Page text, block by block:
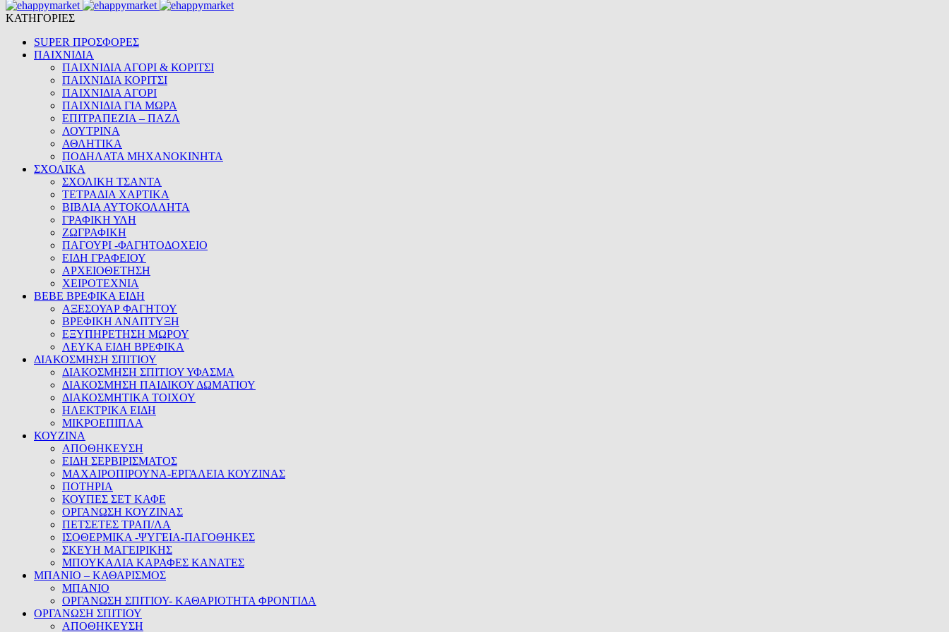
ΚΑΤΗΓΟΡΙΕΣ
SUPER ΠΡΟΣΦΟΡΕΣ
ΠΑΙΧΝΙΔΙΑ
ΠΑΙΧΝΙΔΙΑ ΑΓΟΡΙ & ΚΟΡΙΤΣΙ
ΠΑΙΧΝΙΔΙΑ ΚΟΡΙΤΣΙ
ΠΑΙΧΝΙΔΙΑ ΑΓΟΡΙ
ΠΑΙΧΝΙΔΙΑ ΓΙΑ ΜΩΡΑ
ΕΠΙΤΡΑΠΕΖΙΑ – ΠΑΖΛ
ΛΟΥΤΡΙΝΑ
ΑΘΛΗΤΙΚΑ
ΠΟΔΗΛΑΤΑ ΜΗΧΑΝΟΚΙΝΗΤΑ
ΣΧΟΛΙΚΑ
ΣΧΟΛΙΚΗ ΤΣΑΝΤΑ
ΤΕΤΡΑΔΙΑ ΧΑΡΤΙΚΑ
ΒΙΒΛΙΑ ΑΥΤΟΚΟΛΛΗΤΑ
ΓΡΑΦΙΚΗ ΥΛΗ
ΖΩΓΡΑΦΙΚΗ
ΠΑΓΟΥΡΙ -ΦΑΓΗΤΟΔΟΧΕΙΟ
ΕΙΔΗ ΓΡΑΦΕΙΟΥ
ΑΡΧΕΙΟΘΕΤΗΣΗ
ΧΕΙΡΟΤΕΧΝΙΑ
BEBE ΒΡΕΦΙΚΑ ΕΙΔΗ
ΑΞΕΣΟΥΑΡ ΦΑΓΗΤΟΥ
ΒΡΕΦΙΚΗ ΑΝΑΠΤΥΞΗ
ΕΞΥΠΗΡΕΤΗΣΗ ΜΩΡΟΥ
ΛΕΥΚΑ ΕΙΔΗ ΒΡΕΦΙΚΑ
ΔΙΑΚΟΣΜΗΣΗ ΣΠΙΤΙΟΥ
ΔΙΑΚΟΣΜΗΣΗ ΣΠΙΤΙΟΥ ΥΦΑΣΜΑ
ΔΙΑΚΟΣΜΗΣΗ ΠΑΙΔΙΚΟΥ ΔΩΜΑΤΙΟΥ
ΔΙΑΚΟΣΜΗΤΙΚΑ ΤΟΙΧΟΥ
ΗΛΕΚΤΡΙΚΑ ΕΙΔΗ
ΜΙΚΡΟΕΠΙΠΛΑ
ΚΟΥΖΙΝΑ
ΑΠΟΘΗΚΕΥΣΗ
ΕΙΔΗ ΣΕΡΒΙΡΙΣΜΑΤΟΣ
ΜΑΧΑΙΡΟΠΙΡΟΥΝΑ-ΕΡΓΑΛΕΙΑ ΚΟΥΖΙΝΑΣ
ΠΟΤΗΡΙΑ
ΚΟΥΠΕΣ ΣΕΤ ΚΑΦΕ
ΟΡΓΑΝΩΣΗ ΚΟΥΖΙΝΑΣ
ΠΕΤΣΕΤΕΣ ΤΡΑΠ/ΛΑ
ΙΣΟΘΕΡΜΙΚΑ -ΨΥΓΕΙΑ-ΠΑΓΟΘΗΚΕΣ
ΣΚΕΥΗ ΜΑΓΕΙΡΙΚΗΣ
ΜΠΟΥΚΑΛΙΑ ΚΑΡΑΦΕΣ ΚΑΝΑΤΕΣ
ΜΠΑΝΙΟ – ΚΑΘΑΡΙΣΜΟΣ
ΜΠΑΝΙΟ
ΟΡΓΑΝΩΣΗ ΣΠΙΤΙΟΥ- ΚΑΘΑΡΙΟΤΗΤΑ ΦΡΟΝΤΙΔΑ
ΟΡΓΑΝΩΣΗ ΣΠΙΤΙΟΥ
ΑΠΟΘΗΚΕΥΣΗ